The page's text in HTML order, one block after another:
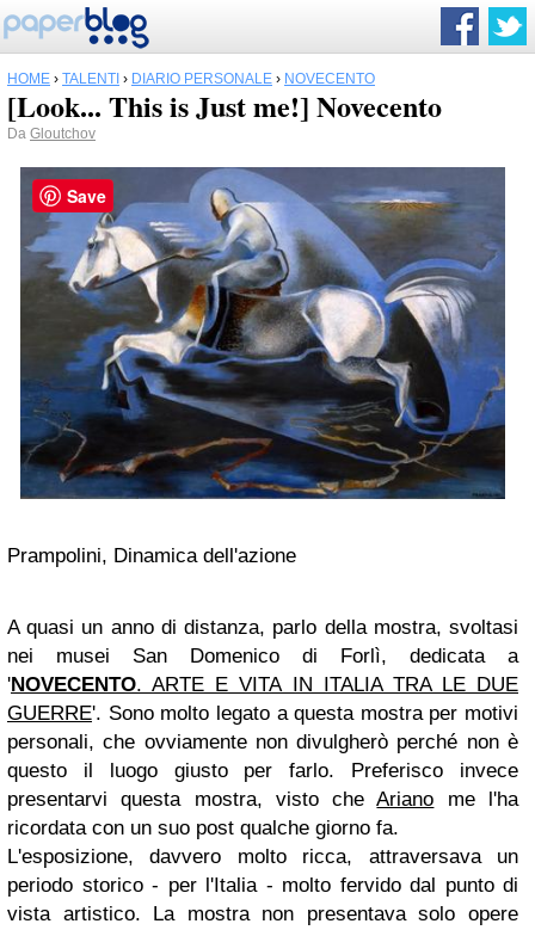
HOME › TALENTI › DIARIO PERSONALE › NOVECENTO
[Look... This is Just me!] Novecento
Da Gloutchov
Prampolini, Dinamica dell'azione
A quasi un anno di distanza, parlo della mostra, svoltasi
nei musei San Domenico di Forlì, dedicata a
'NOVECENTO. ARTE E VITA IN ITALIA TRA LE DUE
GUERRE'. Sono molto legato a questa mostra per motivi
personali, che ovviamente non divulgherò perché non è
questo il luogo giusto per farlo. Preferisco invece
presentarvi questa mostra, visto cheAriano me l'ha
ricordata con un suo post qualche giorno fa.
L'esposizione, davvero molto ricca, attraversava un
periodo storico - per l'Italia - molto fervido dal punto di
vista artistico. La mostra non presentava solo opere
Save